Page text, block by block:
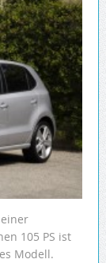
105 PS ist
Modell.